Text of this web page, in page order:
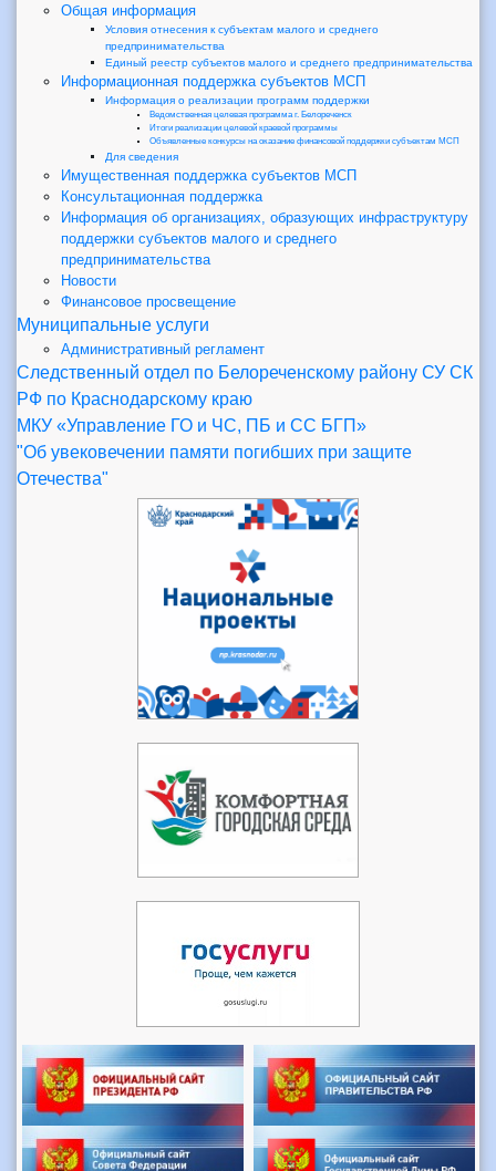
Общая информация
Условия отнесения к субъектам малого и среднего
предпринимательства
Единый реестр субъектов малого и среднего предпринимательства
Информационная поддержка субъектов МСП
Информация о реализации программ поддержки
Ведомственная целевая программа г. Белореченск
Итоги реализации целевой краевой программы
Объявленные конкурсы на оказание финансовой поддержки субъектам МСП
Для сведения
Имущественная поддержка субъектов МСП
Консультационная поддержка
Информация об организациях, образующих инфраструктуру
поддержки субъектов малого и среднего
предпринимательства
Новости
Финансовое просвещение
Муниципальные услуги
Административный регламент
Следственный отдел по Белореченскому району СУ СК
РФ по Краснодарскому краю
МКУ «Управление ГО и ЧС, ПБ и СС БГП»
"Об увековечении памяти погибших при защите
Отечества"